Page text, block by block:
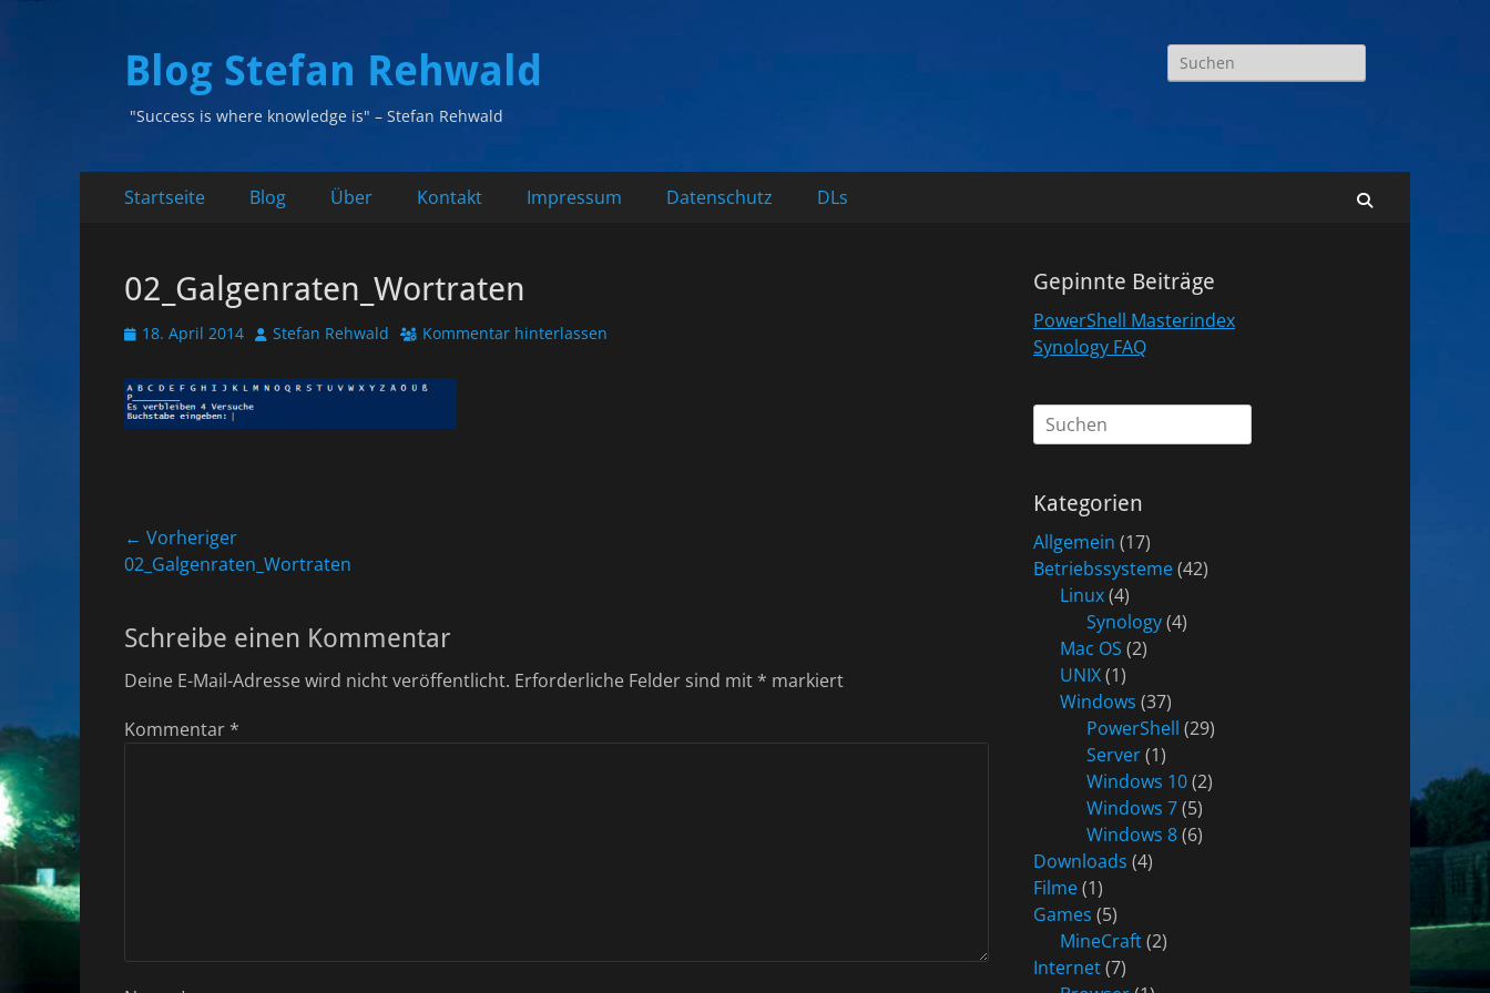
Blog Stefan Rehwald
"Success is where knowledge is" – Stefan Rehwald
Suchen
nach:
Primäres
Inhalt
Startseite Blog Über Kontakt Impressum Datenschutz DLs
02_Galgenraten_Wortraten
Veröffentlicht
18. April 2014 AutorStefan Rehwald Kommentar hinterlassen
Beitragsnavigation
← Vorheriger
Vorheriger
02_Galgenraten_Wortraten
Schreibe einen Kommentar
Deine E-Mail-Adresse wird nicht veröffentlicht. Erforderliche Felder sind mit * markiert
Kommentar *
Gepinnte Beiträge
PowerShell Masterindex
Synology FAQ
Suchen
nach:
Kategorien
Allgemein (17)
Betriebssysteme(42)
Linux(4)
Synology(4)
Mac OS (2)
UNIX(1)
Windows (37)
PowerShell (29)
Server(1)
Windows 10(2)
Windows 7(5)
Windows 8(6)
Downloads (4)
Filme(1)
Games (5)
MineCraft(2)
Internet(7)